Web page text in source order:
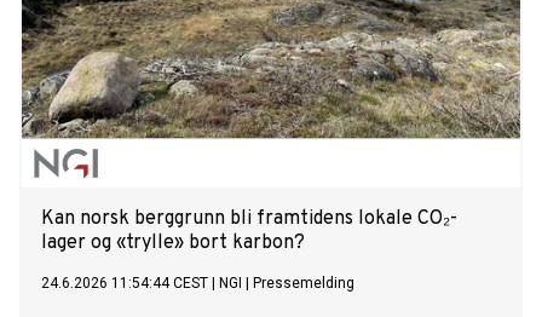
Kan norsk berggrunn bli framtidens lokale CO₂-
lager og «trylle» bort karbon?
24.6.2026 11:54:44 CEST NGI Pressemelding